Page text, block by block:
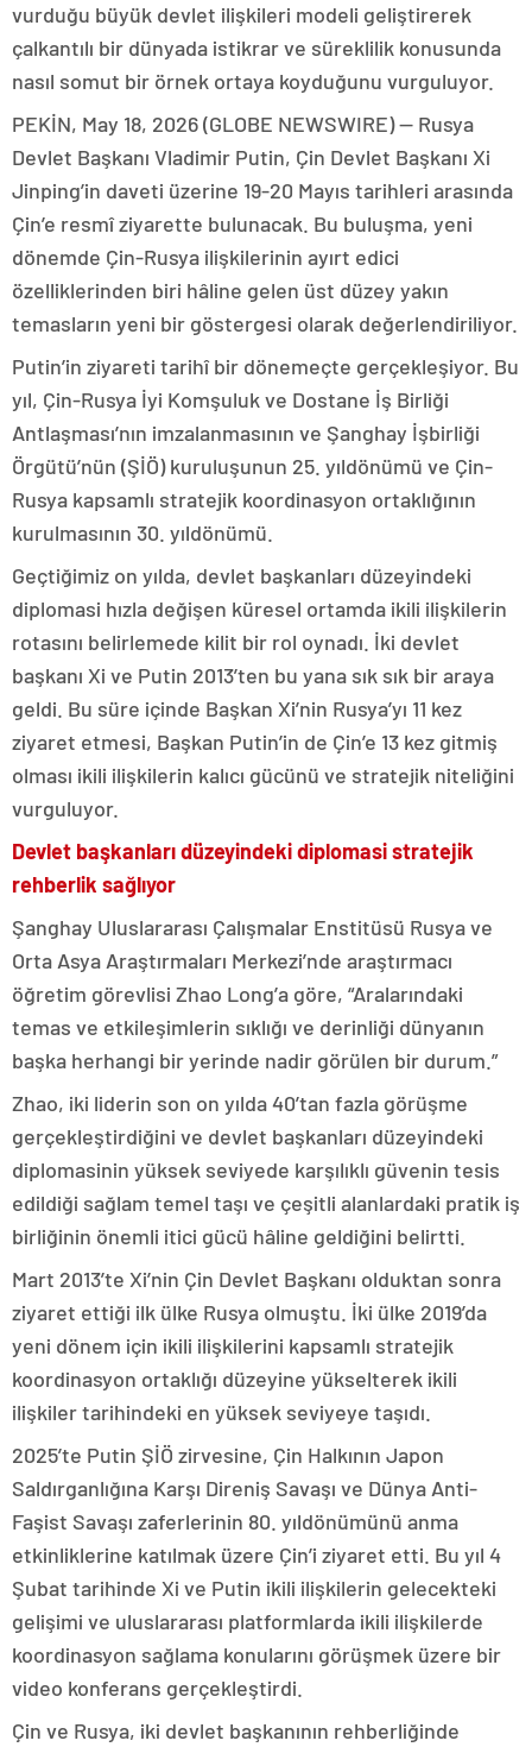
vurduğu büyük devlet ilişkileri modeli geliştirerek
çalkantılı bir dünyada istikrar ve süreklilik konusunda
nasıl somut bir örnek ortaya koyduğunu vurguluyor.
PEKİN, May 18, 2026 (GLOBE NEWSWIRE) — Rusya
Devlet Başkanı Vladimir Putin, Çin Devlet Başkanı Xi
Jinping’in daveti üzerine 19-20 Mayıs tarihleri arasında
Çin’e resmî ziyarette bulunacak. Bu buluşma, yeni
dönemde Çin-Rusya ilişkilerinin ayırt edici
özelliklerinden biri hâline gelen üst düzey yakın
temasların yeni bir göstergesi olarak değerlendiriliyor.
Putin’in ziyareti tarihî bir dönemeçte gerçekleşiyor. Bu
yıl, Çin-Rusya İyi Komşuluk ve Dostane İş Birliği
Antlaşması’nın imzalanmasının ve Şanghay İşbirliği
Örgütü’nün (ŞİÖ) kuruluşunun 25. yıldönümü ve Çin-
Rusya kapsamlı stratejik koordinasyon ortaklığının
kurulmasının 30. yıldönümü.
Geçtiğimiz on yılda, devlet başkanları düzeyindeki
diplomasi hızla değişen küresel ortamda ikili ilişkilerin
rotasını belirlemede kilit bir rol oynadı. İki devlet
başkanı Xi ve Putin 2013’ten bu yana sık sık bir araya
geldi. Bu süre içinde Başkan Xi’nin Rusya’yı 11 kez
ziyaret etmesi, Başkan Putin’in de Çin’e 13 kez gitmiş
olması ikili ilişkilerin kalıcı gücünü ve stratejik niteliğini
vurguluyor.
Devlet başkanları düzeyindeki diplomasi stratejik
rehberlik sağlıyor
Şanghay Uluslararası Çalışmalar Enstitüsü Rusya ve
Orta Asya Araştırmaları Merkezi’nde araştırmacı
öğretim görevlisi Zhao Long’a göre, “Aralarındaki
temas ve etkileşimlerin sıklığı ve derinliği dünyanın
başka herhangi bir yerinde nadir görülen bir durum.”
Zhao, iki liderin son on yılda 40’tan fazla görüşme
gerçekleştirdiğini ve devlet başkanları düzeyindeki
diplomasinin yüksek seviyede karşılıklı güvenin tesis
edildiği sağlam temel taşı ve çeşitli alanlardaki pratik iş
birliğinin önemli itici gücü hâline geldiğini belirtti.
Mart 2013’te Xi’nin Çin Devlet Başkanı olduktan sonra
ziyaret ettiği ilk ülke Rusya olmuştu. İki ülke 2019’da
yeni dönem için ikili ilişkilerini kapsamlı stratejik
koordinasyon ortaklığı düzeyine yükselterek ikili
ilişkiler tarihindeki en yüksek seviyeye taşıdı.
2025’te Putin ŞİÖ zirvesine, Çin Halkının Japon
Saldırganlığına Karşı Direniş Savaşı ve Dünya Anti-
Faşist Savaşı zaferlerinin 80. yıldönümünü anma
etkinliklerine katılmak üzere Çin’i ziyaret etti. Bu yıl 4
Şubat tarihinde Xi ve Putin ikili ilişkilerin gelecekteki
gelişimi ve uluslararası platformlarda ikili ilişkilerde
koordinasyon sağlama konularını görüşmek üzere bir
video konferans gerçekleştirdi.
Çin ve Rusya, iki devlet başkanının rehberliğinde